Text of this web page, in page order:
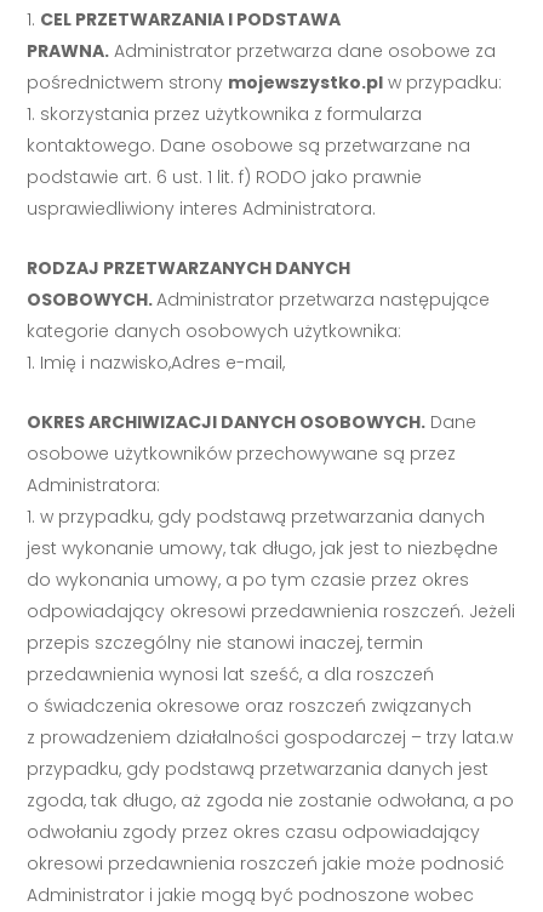
CEL PRZETWARZANIA I PODSTAWA
PRAWNA. Administrator przetwarza dane osobowe za
pośrednictwem strony mojewszystko.pl w przypadku:
skorzystania przez użytkownika z formularza
kontaktowego. Dane osobowe są przetwarzane na
podstawie art. 6 ust. 1 lit. f) RODO jako prawnie
usprawiedliwiony interes Administratora.
RODZAJ PRZETWARZANYCH DANYCH
OSOBOWYCH.Administrator przetwarza następujące
kategorie danych osobowych użytkownika:
Imię i nazwisko,Adres e-mail,
OKRES ARCHIWIZACJI DANYCH OSOBOWYCH. Dane
osobowe użytkowników przechowywane są przez
Administratora:
w przypadku, gdy podstawą przetwarzania danych
jest wykonanie umowy, tak długo, jak jest to niezbędne
do wykonania umowy, a po tym czasie przez okres
odpowiadający okresowi przedawnienia roszczeń. Jeżeli
przepis szczególny nie stanowi inaczej, termin
przedawnienia wynosi lat sześć, a dla roszczeń
o świadczenia okresowe oraz roszczeń związanych
z prowadzeniem działalności gospodarczej – trzy lata.w
przypadku, gdy podstawą przetwarzania danych jest
zgoda, tak długo, aż zgoda nie zostanie odwołana, a po
odwołaniu zgody przez okres czasu odpowiadający
okresowi przedawnienia roszczeń jakie może podnosić
Administrator i jakie mogą być podnoszone wobec